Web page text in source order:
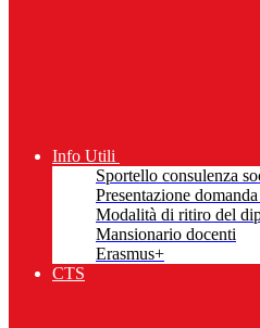
Info Utili
Sportello consulenza
Presentazione
Modalità di ritiro del
Mansionario docenti
Erasmus+
CTS